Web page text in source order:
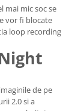
mai mic soc se
vor fi blocate
loop recording
de pe
2.0 si a